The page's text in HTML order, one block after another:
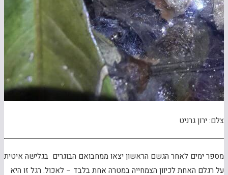
צלם: ירון גרניט
מספר ימים לאחר הגשם הראשון יצאו ממחבואם הבוגרים בגלישה איטית
על רגלם האחת לכיוון הצמחייה במטרה אחת בלבד – לאכול. רגל זו היא